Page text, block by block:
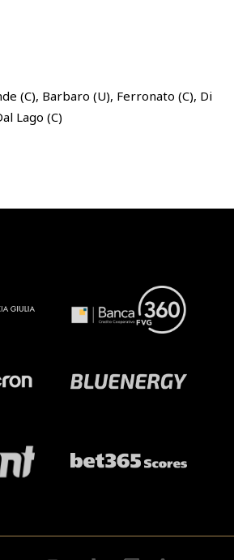
(C), Barbaro (U), Ferronato (C), Di
Lago (C)